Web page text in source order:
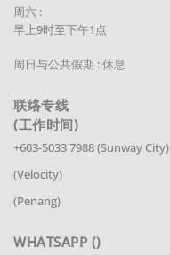
周六 :
早上9时至下午1点
周日与公共假期 : 休息
联络专线
(工作时间)
+603-5033 7988 (Sunway City)
(Velocity)
(Penang)
WHATSAPP ()